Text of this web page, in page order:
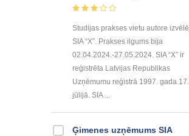
Studijas prakses vietu autore
SIA “X”. Prakses ilgums bija
02.04.2024.-27.05.2024. SIA “X” ir
reģistrēta Latvijas Republikas
Uzņēmumu reģistrā 1997. gada 17.
jūlijā. SIA ...
Ģimenes uzņēmums SIA